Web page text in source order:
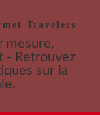
Travelers
mesure,
- Retrouvez
sur la